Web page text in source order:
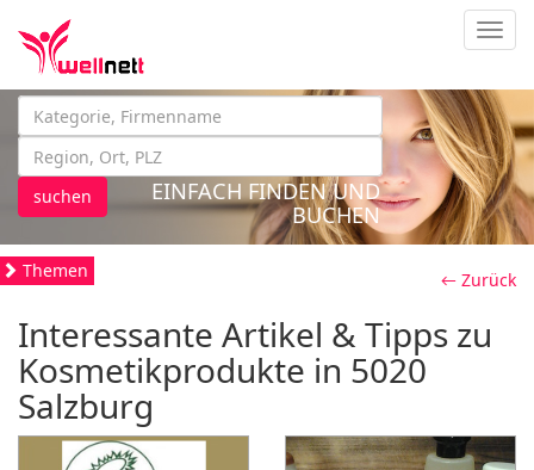
suchen
EINFACH FINDEN UND
BUCHEN
Themen ← Zurück
Interessante Artikel & Tipps zu
Kosmetikprodukte in 5020
Salzburg